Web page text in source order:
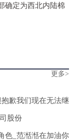
确定为西北内陆棉
更多>
歉我们现在无法继
股份
色_范湉湉在加油你